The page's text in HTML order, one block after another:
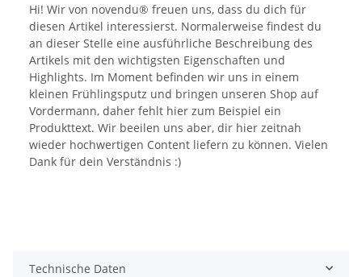
Hi! Wir von novendu® freuen uns, dass du dich für
diesen Artikel interessierst. Normalerweise findest du
an dieser Stelle eine ausführliche Beschreibung des
Artikels mit den wichtigsten Eigenschaften und
Highlights. Im Moment befinden wir uns in einem
kleinen Frühlingsputz und bringen unseren Shop auf
Vordermann, daher fehlt hier zum Beispiel ein
Produkttext. Wir beeilen uns aber, dir hier zeitnah
wieder hochwertigen Content liefern zu können. Vielen
Dank für dein Verständnis :)
Technische Daten